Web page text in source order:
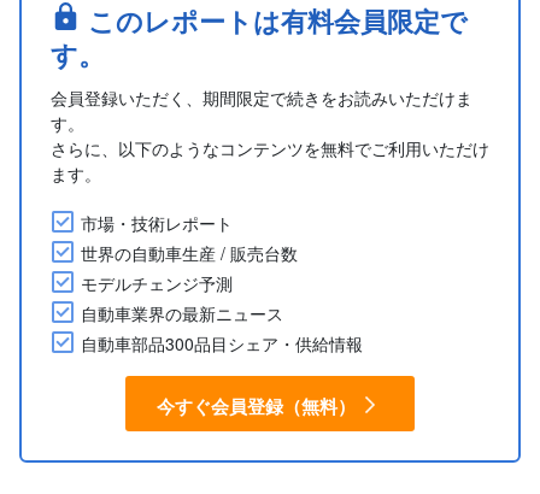
このレポートは有料会員限定で
す。
会員登録いただく、期間限定で続きをお読みいただけま
す。
さらに、以下のようなコンテンツを無料でご利用いただけ
ます。
市場・技術レポート
世界の自動車生産 / 販売台数
モデルチェンジ予測
自動車業界の最新ニュース
自動車部品300品目シェア・供給情報
今すぐ会員登録（無料）